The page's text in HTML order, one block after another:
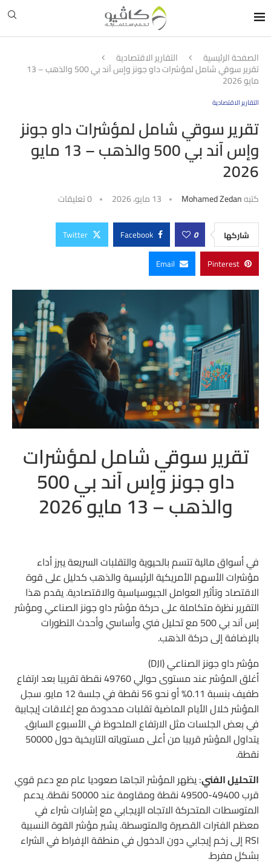
الصفحة الرئيسية التقارير الاقتصادية
تقرير سوقي شامل لمؤشرات داو جونز وإس آند بي 500 والذهب – 13
مايو 2026
التقارير الاقتصادية
تقرير سوقي شامل لمؤشرات داو جونز
وإس آند بي 500 والذهب – 13 مايو
2026
كتبهMohamed Zedan 13 مايو، 2026 0 تعليقات
شاركها 0
Facebook
Twitter
Pinterest
Email
تقرير سوقي شامل لمؤشرات
داو جونز وإس آند بي 500
والذهب – 13 مايو 2026
في أسواق مالية تتسم بالحيوية والتقلبات السريعة يبرز أداء
مؤشرات الأسهم الأمريكية الرئيسية والذهب كدليل على قوة
الاقتصاد وتأثير العوامل الجيوسياسية والاقتصادية. يقدم هذا
التقرير نظرة متكاملة على حركة مؤشر داو جونز الصناعي ومؤشر
إس آند بي 500 مع تحليل فني وأساسي وأحدث التطورات
بالإضافة إلى حركة الذهب.
مؤشر داو جونز الصناعي (DJI)
أغلق المؤشر عند مستوى حوالي 49760 نقطة تقريبا بعد ارتفاع
طفيف بنسبة 0.11% أو نحو 56 نقطة في جلسة 12 مايو. سجل
المؤشر خلال الأيام الماضية تقلبات محدودة مع إغلاقات إيجابية
في بعض الجلسات مثل الارتفاع الملحوظ في الأسبوع السابق.
يتداول المؤشر قريبا من أعلى مستوياته التاريخية حول 50000
نقطة.
التحليل الفني: يظهر المؤشر اتجاها صعوديا عام مع دعم قوي
قرب 49400-49500 نقطة ومقاومة عند 50000 نقطة. يدعم
المتوسطات المتحركة الاتجاه الإيجابي مع إشارات شراء في
معظم الفترات القصيرة والمتوسطة. يشير مؤشر القوة النسبية
RSI إلى زخم إيجابي دون الدخول في منطقة الإفراط في الشراء
بشكل مفرط.